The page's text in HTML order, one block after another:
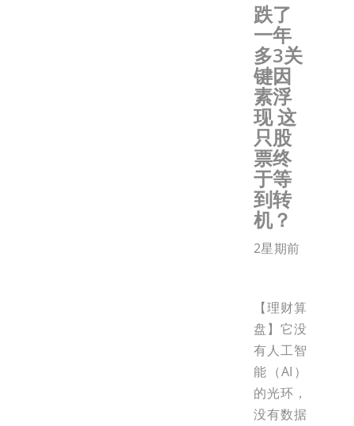
跌了
一年
多3关
键因
素浮
现 这
只股
票终
于等
到转
机？
2星期前
【理财算
盘】它没
有人工智
能（AI）
的光环，
没有数据